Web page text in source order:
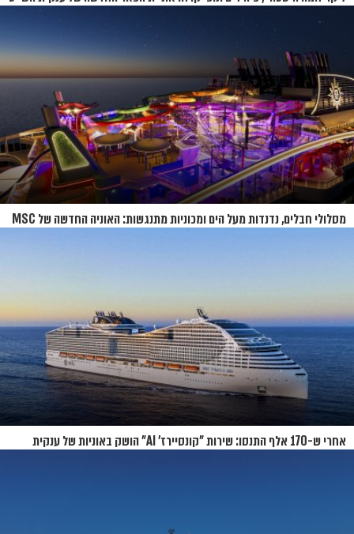
מסלולי חבלים, נדנדות מעל הים ומכוניות מתנגשות: האוניה החדשה של MSC
אחרי ש-170 אלף התנסו: שירות "קונסיירז' AI" הושק באוניות של ענקית